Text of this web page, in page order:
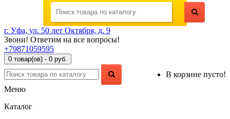
г. Уфа, ул. 50 лет Октября, д. 9
Звони! Ответим на все вопросы!
+79871059595
0 товар(ов) - 0 руб.
В корзине пусто!
Меню
Каталог